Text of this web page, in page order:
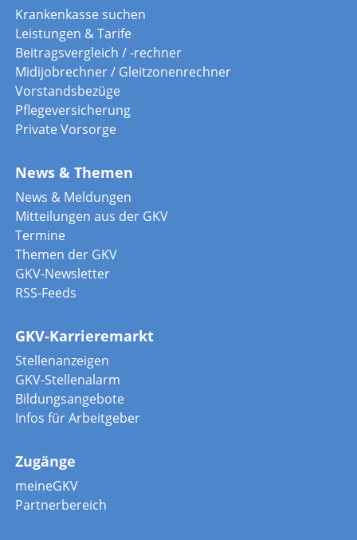
Krankenkasse suchen
Leistungen & Tarife
Beitragsvergleich / -rechner
Midijobrechner / Gleitzonenrechner
Vorstandsbezüge
Pflegeversicherung
Private Vorsorge
News & Themen
News & Meldungen
Mitteilungen aus der GKV
Termine
Themen der GKV
GKV-Newsletter
RSS-Feeds
GKV-Karrieremarkt
Stellenanzeigen
GKV-Stellenalarm
Bildungsangebote
Infos für Arbeitgeber
Zugänge
meineGKV
Partnerbereich